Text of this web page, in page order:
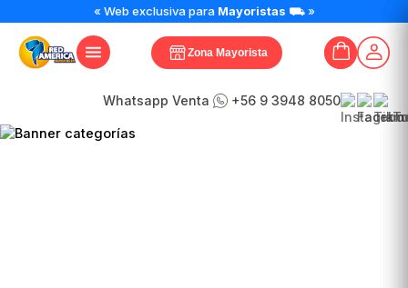
« Web exclusiva para Mayoristas ⛟ »
Zona Mayorista
Whatsapp Venta +56 9 3948 8050